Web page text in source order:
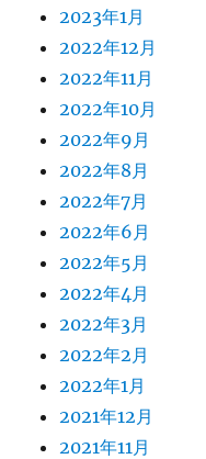
2023年1月
2022年12月
2022年11月
2022年10月
2022年9月
2022年8月
2022年7月
2022年6月
2022年5月
2022年4月
2022年3月
2022年2月
2022年1月
2021年12月
2021年11月